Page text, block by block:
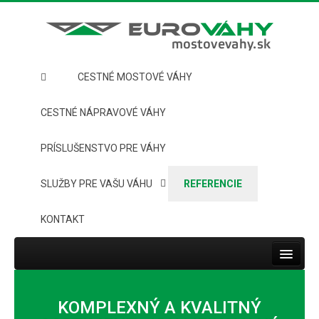
CESTNÉ MOSTOVÉ VÁHY
CESTNÉ NÁPRAVOVÉ VÁHY
PRÍSLUŠENSTVO PRE VÁHY
SLUŽBY PRE VAŠU VÁHU REFERENCIE
KONTAKT
Toggle
CESTNÉ MOSTOVÉ VÁHY
KOMPLEXNÝ A KVALITNÝ